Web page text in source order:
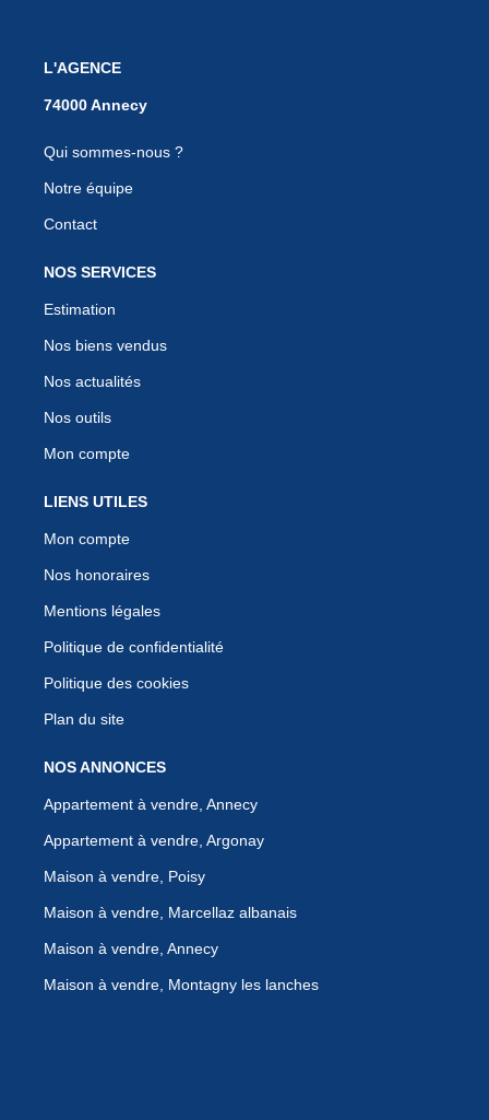
L'AGENCE
Qui sommes-nous ?
Notre équipe
Contact
NOS SERVICES
Estimation
Nos biens vendus
Nos actualités
Nos outils
Mon compte
LIENS UTILES
Mon compte
Nos honoraires
Mentions légales
Politique de confidentialité
Politique des cookies
Plan du site
NOS ANNONCES
Appartement à vendre, Annecy
Appartement à vendre, Argonay
Maison à vendre, Poisy
Maison à vendre, Marcellaz albanais
Maison à vendre, Annecy
Maison à vendre, Montagny les lanches